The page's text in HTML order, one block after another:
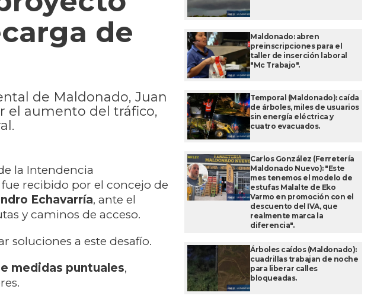
de
de Maldonado, Juan
el aumento del tráfico,
la Intendencia
fue recibido por el concejo de
Echavarría, ante el
y caminos de acceso.
soluciones a este desafío.
medidas puntuales,
Maldonado: abren
preinscripciones para el
taller de inserción laboral
"Mc Trabajo".
Temporal (Maldonado): caída
de árboles, miles de usuarios
sin energía eléctrica y
cuatro evacuados.
Carlos González (Ferretería
Maldonado Nuevo): "Este
mes tenemos el modelo de
estufas Malalte de Eko
Varmo en promoción con el
descuento del IVA, que
realmente marca la
diferencia".
Árboles caídos (Maldonado):
cuadrillas trabajan de noche
para liberar calles
bloqueadas.